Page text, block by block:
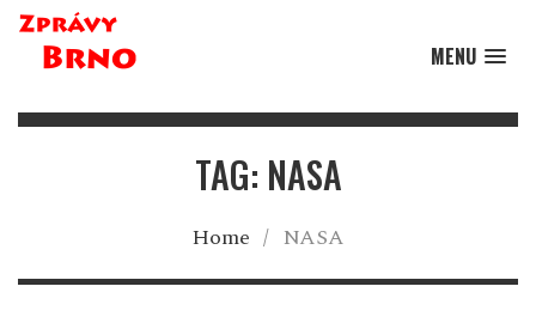
MENU
TAG: NASA
Home / NASA